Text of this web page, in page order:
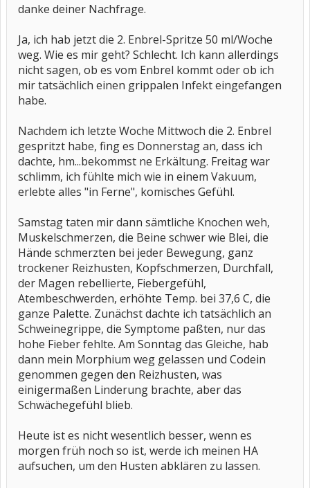
danke deiner Nachfrage.
Ja, ich hab jetzt die 2. Enbrel-Spritze 50 ml/Woche
weg. Wie es mir geht? Schlecht. Ich kann allerdings
nicht sagen, ob es vom Enbrel kommt oder ob ich
mir tatsächlich einen grippalen Infekt eingefangen
habe.
Nachdem ich letzte Woche Mittwoch die 2. Enbrel
gespritzt habe, fing es Donnerstag an, dass ich
dachte, hm...bekommst ne Erkältung. Freitag war
schlimm, ich fühlte mich wie in einem Vakuum,
erlebte alles "in Ferne", komisches Gefühl.
Samstag taten mir dann sämtliche Knochen weh,
Muskelschmerzen, die Beine schwer wie Blei, die
Hände schmerzten bei jeder Bewegung, ganz
trockener Reizhusten, Kopfschmerzen, Durchfall,
der Magen rebellierte, Fiebergefühl,
Atembeschwerden, erhöhte Temp. bei 37,6 C, die
ganze Palette. Zunächst dachte ich tatsächlich an
Schweinegrippe, die Symptome paßten, nur das
hohe Fieber fehlte. Am Sonntag das Gleiche, hab
dann mein Morphium weg gelassen und Codein
genommen gegen den Reizhusten, was
einigermaßen Linderung brachte, aber das
Schwächegefühl blieb.
Heute ist es nicht wesentlich besser, wenn es
morgen früh noch so ist, werde ich meinen HA
aufsuchen, um den Husten abklären zu lassen.